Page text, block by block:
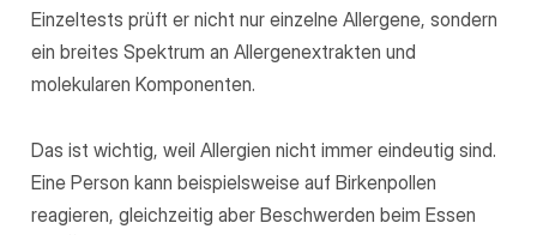
Einzeltests prüft er nicht nur einzelne Allergene, sondern
ein breites Spektrum an Allergenextrakten und
molekularen Komponenten.
Das ist wichtig, weil Allergien nicht immer eindeutig sind.
Eine Person kann beispielsweise auf Birkenpollen
reagieren, gleichzeitig aber Beschwerden beim Essen